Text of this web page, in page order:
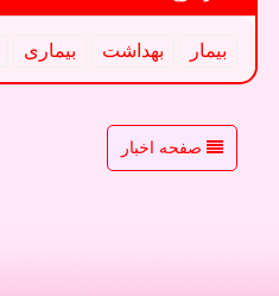
بیمار بهداشت بیماری
صفحه اخبار